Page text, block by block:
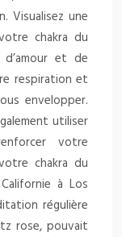
Visualisez une
chakra du
et de
respiration et
envelopper.
utiliser
votre
chakra du
à Los
régulière
rose, pouvait